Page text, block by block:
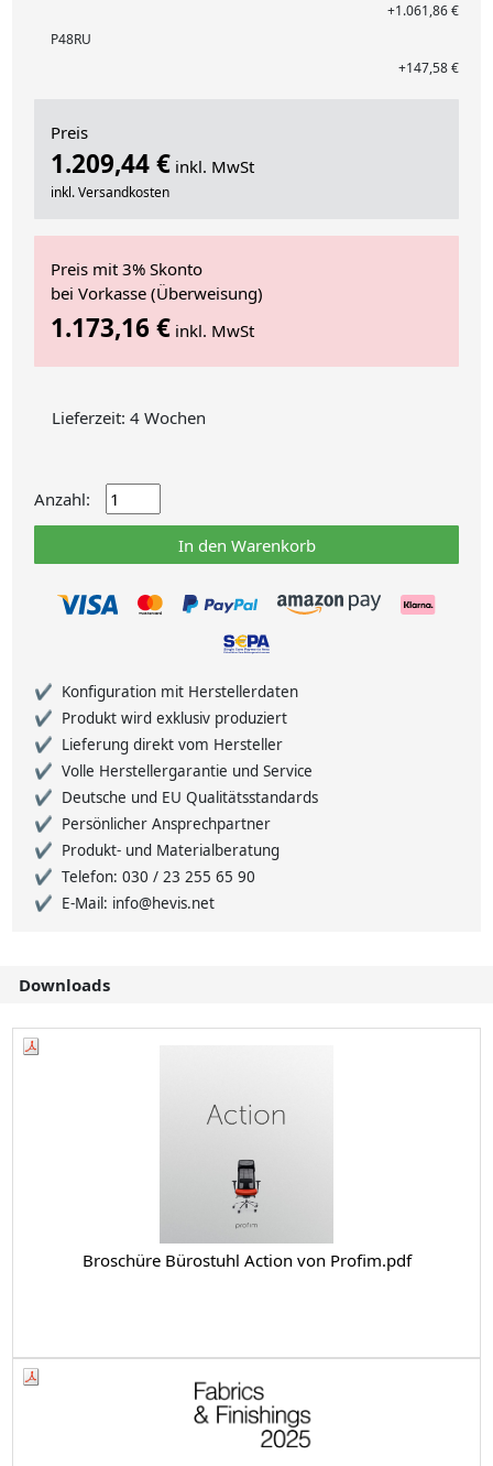
+1.061,86 €
P48RU
+147,58 €
Preis
1.209,44 € inkl. MwSt
inkl. Versandkosten
Preis mit 3% Skonto
bei Vorkasse (Überweisung)
1.173,16 € inkl. MwSt
Lieferzeit: 4 Wochen
Anzahl:
In den Warenkorb
Konfiguration mit Herstellerdaten
Produkt wird exklusiv produziert
Lieferung direkt vom Hersteller
Volle Herstellergarantie und Service
Deutsche und EU Qualitätsstandards
Persönlicher Ansprechpartner
Produkt- und Materialberatung
Telefon: 030 / 23 255 65 90
E-Mail: info@hevis.net
Downloads
Broschüre Bürostuhl Action von Profim.pdf